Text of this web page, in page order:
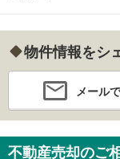
物件情報をシ
メール
不動産売却のご